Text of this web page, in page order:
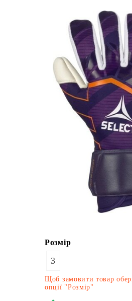
Розмір
3
Щоб замовити товар
опції "Розмір"